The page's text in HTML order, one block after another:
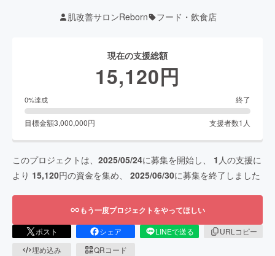
肌改善サロンReborn フード・飲食店
現在の支援総額
15,120円
0%達成 終了
目標金額3,000,000円 支援者数1 人
このプロジェクトは、 2025/05/24に募集を開始し、 1 人の支援に
より 15,120円の資金を集め、 2025/06/30に募集を終了しました
もう一度プロジェクトをやってほしい
ポスト シェア LINEで送る
URLコピー
埋め込み
QRコード